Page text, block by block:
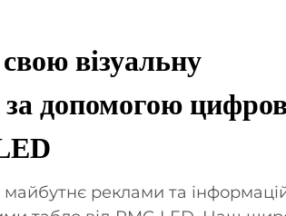
візуальну
за допомогою
майбутнє реклами та